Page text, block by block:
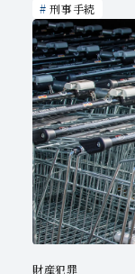
刑事手続
財産犯罪